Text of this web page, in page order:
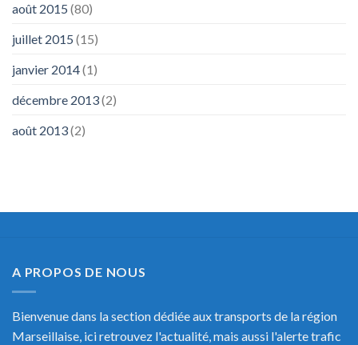
août 2015 (80)
juillet 2015 (15)
janvier 2014(1)
décembre 2013(2)
août 2013(2)
A PROPOS DE NOUS
Bienvenue dans la section dédiée aux transports de la région
Marseillaise, ici retrouvez l'actualité, mais aussi l'alerte trafic